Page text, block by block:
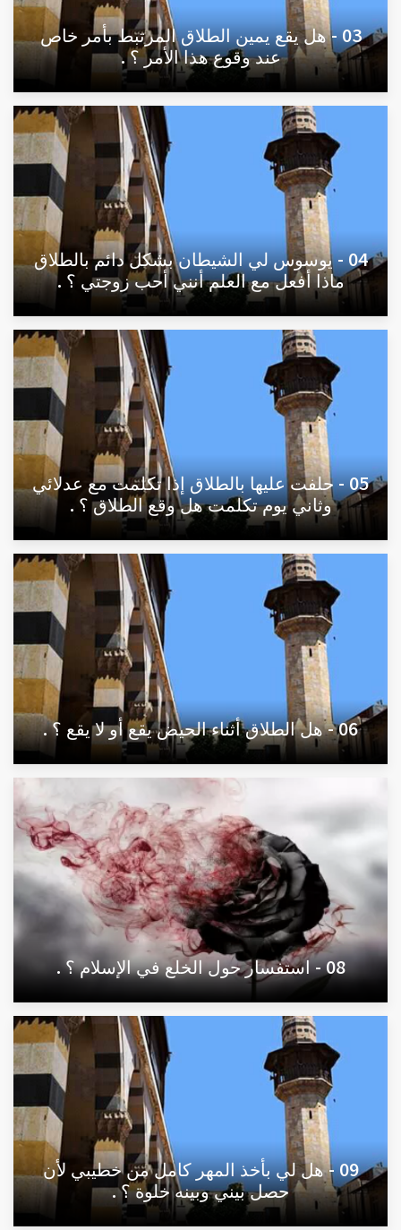
03 - هل يقع يمين الطلاق المرتبط بأمر خاص
عند وقوع هذا الأمر ؟ .
04 - يوسوس لي الشيطان بشكل دائم بالطلاق
ماذا أفعل مع العلم أنني أحب زوجتي ؟ .
05 - حلفت عليها بالطلاق إذا تكلمت مع عدلائي
وثاني يوم تكلمت هل وقع الطلاق ؟ .
06 - هل الطلاق أثناء الحيض يقع أو لا يقع ؟ .
08 - استفسار حول الخلع في الإسلام ؟ .
09 - هل لي بأخذ المهر كامل من خطيبي لأن
حصل بيني وبينه خلوة ؟ .